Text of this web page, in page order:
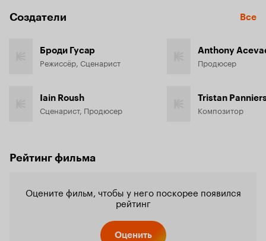
Создатели Все
Броди Гусар
Режиссёр, Сценарист
Iain Roush
Сценарист, Продюсер
Anthony
Продюсер
Tristan
Композитор
Рейтинг фильма
Оцените фильм, чтобы у него поскорее появился
рейтинг
Оценить